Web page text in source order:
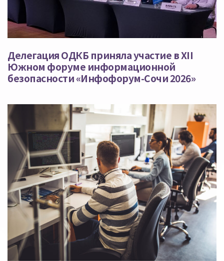
Делегация ОДКБ приняла участие в XII
Южном форуме информационной
безопасности «Инфофорум-Сочи 2026»